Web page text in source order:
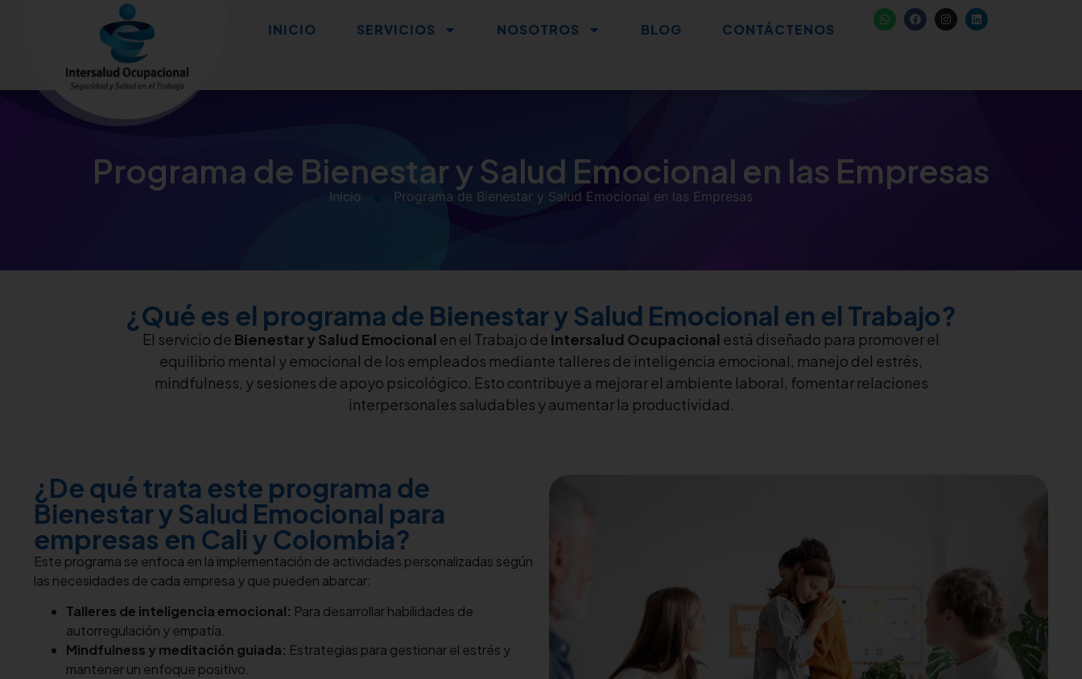
INICIO SERVICIOS NOSOTROS BLOG CONTÁCTENOS
Programa de Bienestar y Salud Emocional en las Empresas
Inicio Programa de Bienestar y Salud Emocional en las Empresas
¿Qué es el programa de Bienestar y Salud Emocional en el Trabajo?
El servicio de Bienestar y Salud Emocional en el Trabajo de Intersalud Ocupacional está diseñado para promover el
equilibrio mental y emocional de los empleados mediante talleres de inteligencia emocional, manejo del estrés,
mindfulness, y sesiones de apoyo psicológico. Esto contribuye a mejorar el ambiente laboral, fomentar relaciones
interpersonales saludables y aumentar la productividad.
¿De qué trata este programa de
Bienestar y Salud Emocional para
empresas en Cali y Colombia?
Este programa se enfoca en la implementación de actividades personalizadas según
las necesidades de cada empresa y que pueden abarcar:
Talleres de inteligencia emocional: Para desarrollar habilidades de
autorregulación y empatía.
Mindfulness y meditación guiada: Estrategias para gestionar el estrés y
mantener un enfoque positivo.